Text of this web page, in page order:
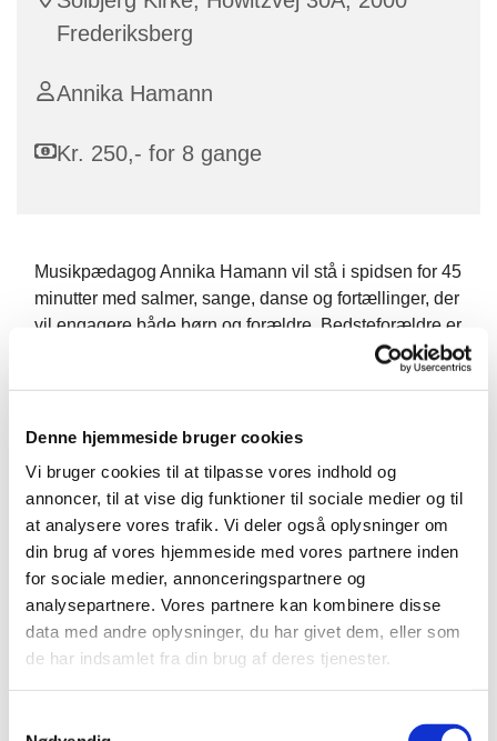
Denne hjemmeside bruger cookies
Vi bruger cookies til at tilpasse vores indhold og
annoncer, til at vise dig funktioner til sociale medier og til
at analysere vores trafik. Vi deler også oplysninger om
din brug af vores hjemmeside med vores partnere inden
for sociale medier, annonceringspartnere og
analysepartnere. Vores partnere kan kombinere disse
data med andre oplysninger, du har givet dem, eller som
de har indsamlet fra din brug af deres tjenester.
Frederiksberg
Annika Hamann
Kr. 250,- for 8 gange
Musikpædagog Annika Hamann vil stå i spidsen for 45
minutter med salmer, sange, danse og fortællinger, der
vil engagere både børn og forældre. Bedsteforældre er
velkomne til at træde til, hvis mor eller far er forhindret
tilmelding.
Tilmelding og betalingher.